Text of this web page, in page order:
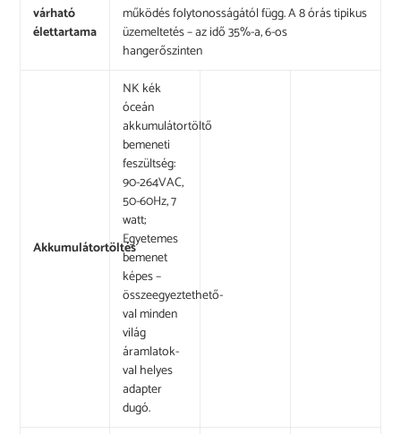
várható
élettartama
működés folytonosságától függ. A 8 órás tipikus
üzemeltetés – az idő 35%-a, 6-os
hangerőszinten
Akkumulátortöltés
NK kék
óceán
akkumulátortöltő
bemeneti
feszültség:
90-264VAC,
50-60Hz, 7
watt;
Egyetemes
bemenet
képes –
összeegyeztethető-
val minden
világ
áramlatok-
val helyes
adapter
dugó.